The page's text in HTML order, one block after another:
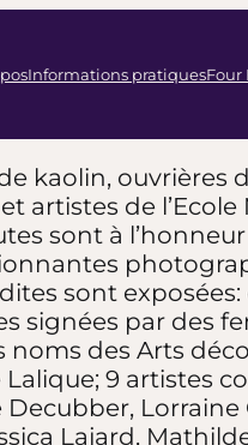
Informations pratiquesFour
kaolin, ouvrières
artistes de
sont à
sont
signées par des
noms des Arts
9 artistes
Lorraine
Lajard,